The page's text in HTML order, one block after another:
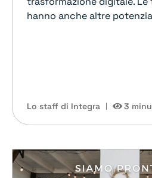
hanno anche altre
Lo staff di Integra 3